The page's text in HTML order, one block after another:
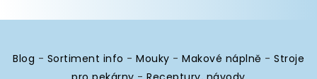
Blog - Sortiment info - Mouky - Makové náplně - Stroje